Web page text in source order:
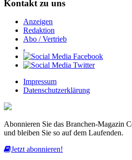
Kontakt zu uns
Anzeigen
Redaktion
Abo / Vertrieb
.
Impressum
Datenschutzerklärung
Abonnieren Sie das Branchen-Magazin
und bleiben Sie so auf dem Laufenden.
Jetzt abonnieren!